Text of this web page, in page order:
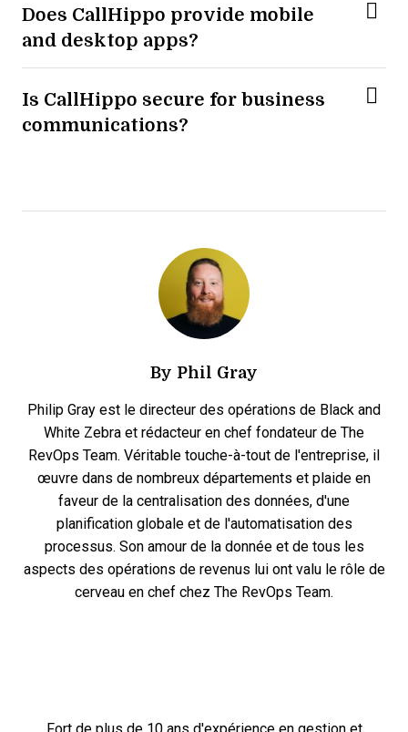
Does CallHippo provide mobile
and desktop apps?
Is CallHippo secure for business
communications?
By Phil Gray
Philip Gray est le directeur des opérations de Black and
White Zebra et rédacteur en chef fondateur de The
RevOps Team. Véritable touche-à-tout de l'entreprise, il
œuvre dans de nombreux départements et plaide en
faveur de la centralisation des données, d'une
planification globale et de l'automatisation des
processus. Son amour de la donnée et de tous les
aspects des opérations de revenus lui ont valu le rôle de
cerveau en chef chez The RevOps Team.